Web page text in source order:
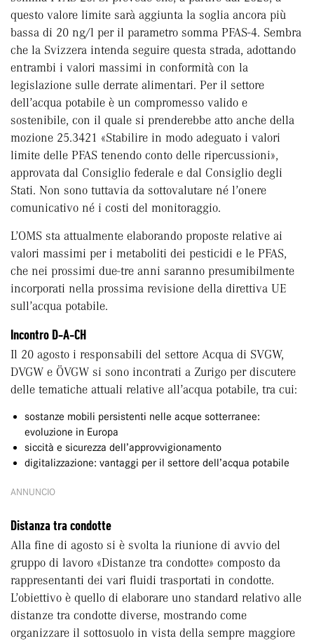
questo valore limite sarà aggiunta la soglia ancora più
bassa di 20 ng/l per il parametro somma PFAS-4. Sembra
che la Svizzera intenda seguire questa strada, adottando
entrambi i valori massimi in conformità con la
legislazione sulle derrate alimentari. Per il settore
dell’acqua potabile è un compromesso valido e
sostenibile, con il quale si prenderebbe atto anche della
mozione 25.3421 «Stabilire in modo adeguato i valori
limite delle PFAS tenendo conto delle ripercussioni»,
approvata dal Consiglio federale e dal Consiglio degli
Stati. Non sono tuttavia da sottovalutare né l’onere
comunicativo né i costi del monitoraggio.
L’OMS sta attualmente elaborando proposte relative ai
valori massimi per i metaboliti dei pesticidi e le PFAS,
che nei prossimi due-tre anni saranno presumibilmente
incorporati nella prossima revisione della direttiva UE
sull’acqua potabile.
Incontro D-A-CH
Il 20 agosto i responsabili del settore Acqua di SVGW,
DVGW e ÖVGW si sono incontrati a Zurigo per discutere
delle tematiche attuali relative all’acqua potabile, tra cui:
sostanze mobili persistenti nelle acque sotterranee:
evoluzione in Europa
siccità e sicurezza dell’approvvigionamento
digitalizzazione: vantaggi per il settore dell’acqua potabile
ANNUNCIO
Distanza tra condotte
Alla fine di agosto si è svolta la riunione di avvio del
gruppo di lavoro «Distanze tra condotte» composto da
rappresentanti dei vari fluidi trasportati in condotte.
L’obiettivo è quello di elaborare uno standard relativo alle
distanze tra condotte diverse, mostrando come
organizzare il sottosuolo in vista della sempre maggiore